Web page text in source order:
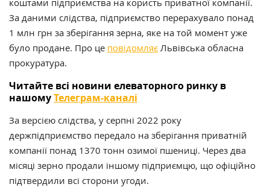
коштами підприємства на користь приватної компанії.
За даними слідства, підприємство перерахувало понад
1 млн грн за зберігання зерна, яке на той момент уже
було продане. Про це повідомляє Львівська обласна
прокуратура.
Читайте всі новини елеваторного ринку в
нашомуТелеграм-каналі
За версією слідства, у серпні 2022 року
держпідприємство передало на зберігання приватній
компанії понад 1370 тонн озимої пшениці. Через два
місяці зерно продали іншому підприємцю, що офіційно
підтвердили всі сторони угоди.